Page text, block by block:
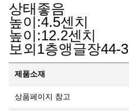
상태좋음
높이:4.5센치
높이:12.2센치
보외1층앵글장44-3
제품소재
상품페이지 참고